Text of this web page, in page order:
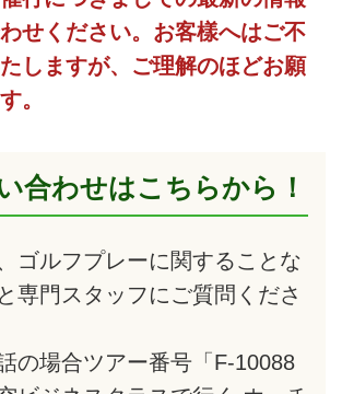
せください。お客樣へはご不
しますが、ご理解のほどお願
。
合わせはこちらから！
ゴルフプレーに関することな
専門スタッフにご質問くださ
の場合ツアー番号「F-10088